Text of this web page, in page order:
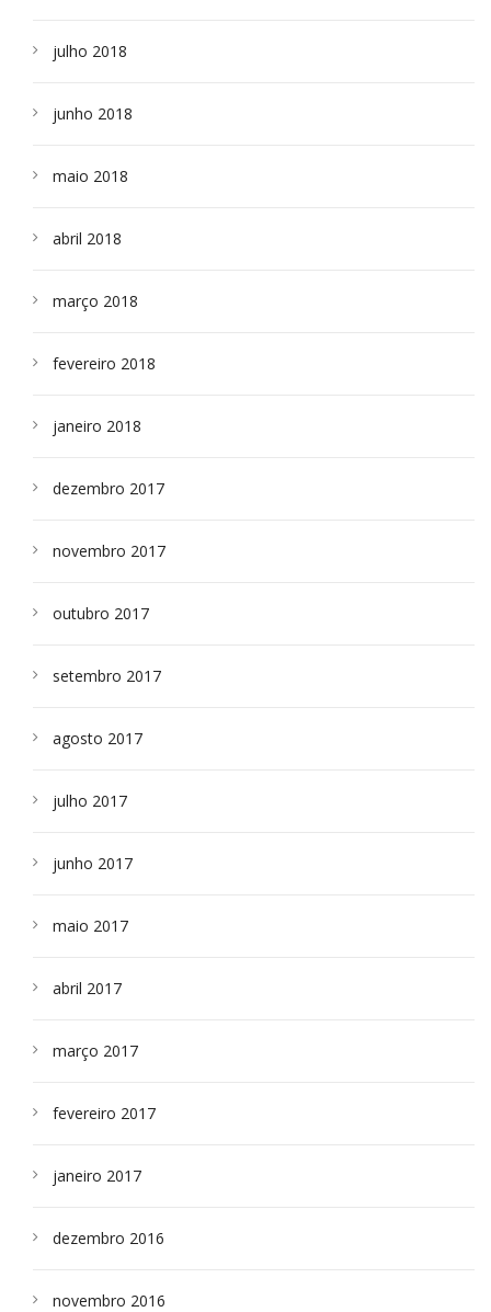
julho 2018
junho 2018
maio 2018
abril 2018
março 2018
fevereiro 2018
janeiro 2018
dezembro 2017
novembro 2017
outubro 2017
setembro 2017
agosto 2017
julho 2017
junho 2017
maio 2017
abril 2017
março 2017
fevereiro 2017
janeiro 2017
dezembro 2016
novembro 2016